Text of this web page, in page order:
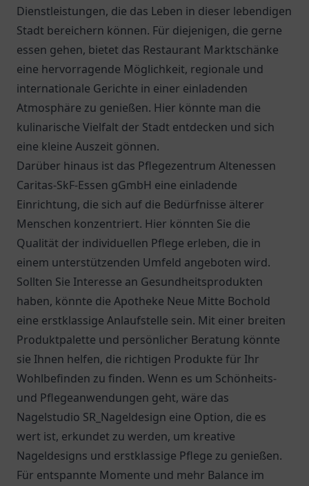
Dienstleistungen, die das Leben in dieser lebendigen
Stadt bereichern können. Für diejenigen, die gerne
essen gehen, bietet das Restaurant Marktschänke
eine hervorragende Möglichkeit, regionale und
internationale Gerichte in einer einladenden
Atmosphäre zu genießen. Hier könnte man die
kulinarische Vielfalt der Stadt entdecken und sich
eine kleine Auszeit gönnen.
Darüber hinaus ist das Pflegezentrum Altenessen
Caritas-SkF-Essen gGmbH eine einladende
Einrichtung, die sich auf die Bedürfnisse älterer
Menschen konzentriert. Hier könnten Sie die
Qualität der individuellen Pflege erleben, die in
einem unterstützenden Umfeld angeboten wird.
Sollten Sie Interesse an Gesundheitsprodukten
haben, könnte die Apotheke Neue Mitte Bochold
eine erstklassige Anlaufstelle sein. Mit einer breiten
Produktpalette und persönlicher Beratung könnte
sie Ihnen helfen, die richtigen Produkte für Ihr
Wohlbefinden zu finden. Wenn es um Schönheits-
und Pflegeanwendungen geht, wäre das
Nagelstudio SR_Nageldesign eine Option, die es
wert ist, erkundet zu werden, um kreative
Nageldesigns und erstklassige Pflege zu genießen.
Für entspannte Momente und mehr Balance im